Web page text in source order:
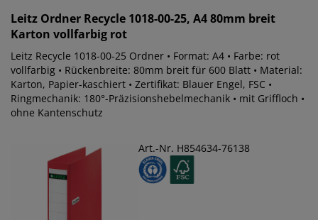
Leitz Ordner Recycle 1018-00-25, A4 80mm breit
Karton vollfarbig rot
Leitz Recycle 1018-00-25 Ordner • Format: A4 • Farbe: rot
vollfarbig • Rückenbreite: 80mm breit für 600 Blatt • Material:
Karton, Papier-kaschiert • Zertifikat: Blauer Engel, FSC •
Ringmechanik: 180°-Präzisionshebelmechanik • mit Griffloch •
ohne Kantenschutz
Art.-Nr. H854634-76138